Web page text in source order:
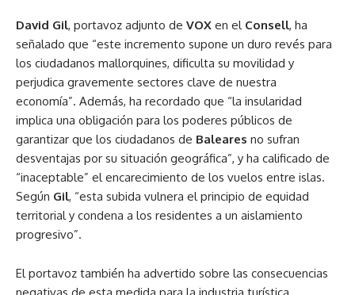
David Gil, portavoz adjunto de VOX en el Consell, ha
señalado que “este incremento supone un duro revés para
los ciudadanos mallorquines, dificulta su movilidad y
perjudica gravemente sectores clave de nuestra
economía”. Además, ha recordado que “la insularidad
implica una obligación para los poderes públicos de
garantizar que los ciudadanos de Baleares no sufran
desventajas por su situación geográfica”, y ha calificado de
“inaceptable” el encarecimiento de los vuelos entre islas.
Según Gil, “esta subida vulnera el principio de equidad
territorial y condena a los residentes a un aislamiento
progresivo”.
El portavoz también ha advertido sobre las consecuencias